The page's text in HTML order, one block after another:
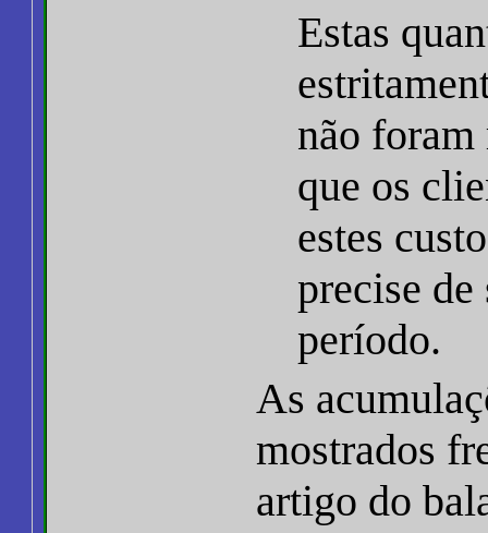
Estas
não foram
que os
estes
precise
período.
As
mostrados
artigo do